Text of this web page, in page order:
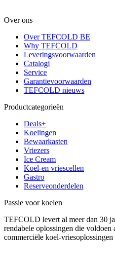
Over ons
Over TEFCOLD BE
Why TEFCOLD
Leveringsvoorwaarden
Catalogi
Service
Garantievoorwaarden
TEFCOLD nieuws
Productcategorieën
Deals+
Koelingen
Bewaarkasten
Vriezers
Ice Cream
Koel-en vriescellen
Gastro
Reserveonderdelen
Passie voor koelen
TEFCOLD levert al meer dan 30
rendabele oplossingen die
commerciële koel-vriesoplossingen